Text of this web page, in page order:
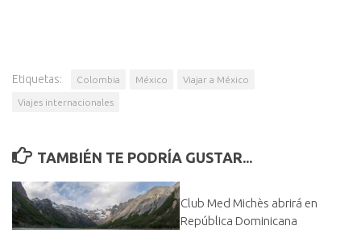
Etiquetas: Colombia México Viajar a México
Viajes internacionales
TAMBIÉN TE PODRÍA GUSTAR...
Club Med Michès abrirá en
República Dominicana